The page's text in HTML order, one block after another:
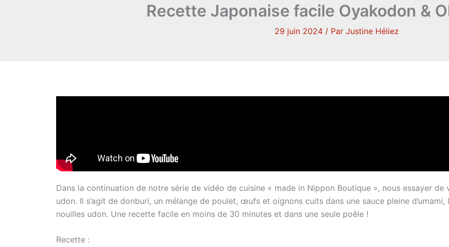
Recette Japonaise facile Oyakodon &
29 juin 2024 / Par Justine Héliez
Dans la continuation de notre série de vidéo de cuisine « made in Nippon Boutique », nous essayer
udon. Il s’agit de donburi, un mélange de poulet, œufs et oignons cuits dans une sauce pleine
nouilles udon. Une recette facile en moins de 30 minutes et dans une seule poêle !
Recette :